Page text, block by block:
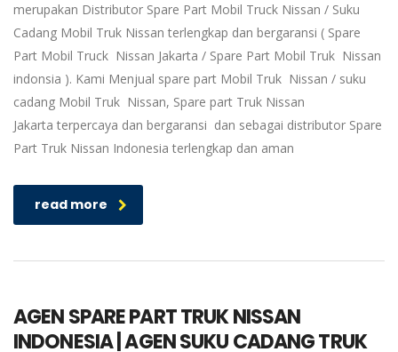
merupakan Distributor Spare Part Mobil Truck Nissan / Suku
Cadang Mobil Truk Nissan terlengkap dan bergaransi ( Spare
Part Mobil Truck Nissan Jakarta / Spare Part Mobil Truk Nissan
indonsia ). Kami Menjual spare part Mobil Truk Nissan / suku
cadang Mobil Truk Nissan, Spare part Truk Nissan
Jakarta terpercaya dan bergaransi dan sebagai distributor Spare
Part Truk Nissan Indonesia terlengkap dan aman
read more
AGEN SPARE PART TRUK NISSAN
INDONESIA | AGEN SUKU CADANG TRUK